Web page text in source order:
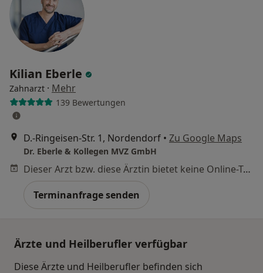
Kilian Eberle
Zahnarzt · Mehr
139 Bewertungen
D.-Ringeisen-Str. 1, Nordendorf • Zu Google Maps
Dr. Eberle & Kollegen MVZ GmbH
Dieser Arzt bzw. diese Ärztin bietet keine Online-Terminbuchung an diesem Standort an.
Terminanfrage senden
Ärzte und Heilberufler verfügbar
Diese Ärzte und Heilberufler befinden sich